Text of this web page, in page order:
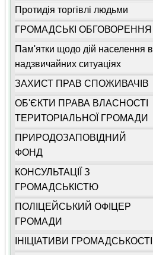
Протидія торгівлі людьми
ГРОМАДСЬКІ ОБГОВОРЕННЯ
Пам'ятки щодо дій населення в
надзвичайних ситуаціях
ЗАХИСТ ПРАВ СПОЖИВАЧІВ
ОБ'ЄКТИ ПРАВА ВЛАСНОСТІ
ТЕРИТОРІАЛЬНОЇ ГРОМАДИ
ПРИРОДОЗАПОВІДНИЙ
ФОНД
КОНСУЛЬТАЦІЇ З
ГРОМАДСЬКІСТЮ
ПОЛІЦЕЙСЬКИЙ ОФІЦЕР
ГРОМАДИ
ІНІЦІАТИВИ ГРОМАДСЬКОСТІ